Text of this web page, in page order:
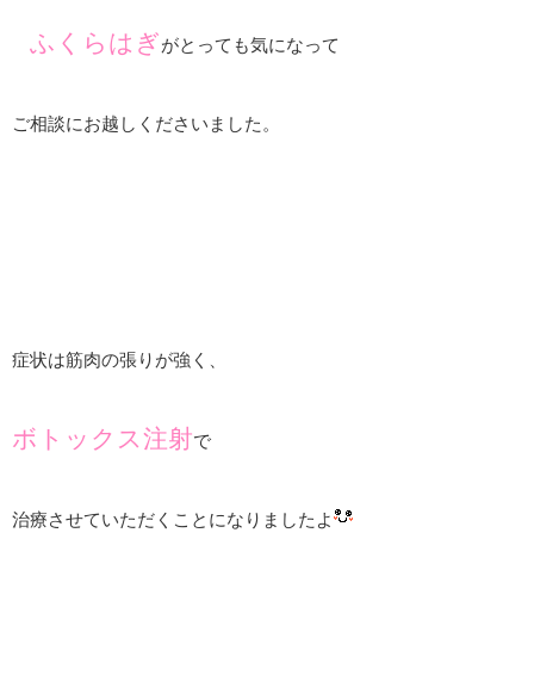
ふくらはぎがとっても気になって
ご相談にお越しくださいました。
症状は筋肉の張りが強く、
ボトックス注射で
治療させていただくことになりましたよ